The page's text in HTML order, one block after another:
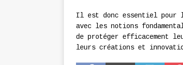
Il est donc essentiel pour
avec les notions
de protéger efficacement
leurs créations et